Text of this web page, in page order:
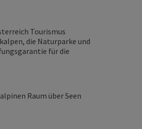
Tourismus
die Naturparke und
für die
Raum über Seen